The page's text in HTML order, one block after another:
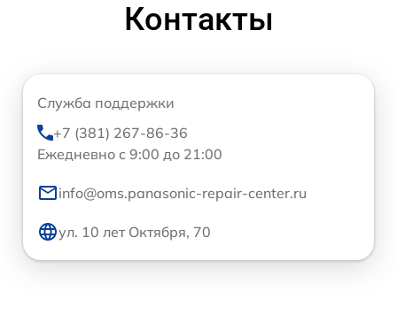
Контакты
Служба поддержки
+7 (381) 267-86-36
Ежедневно с 9:00 до 21:00
info@oms.panasonic-repair-center.ru
ул. 10 лет Октября, 70